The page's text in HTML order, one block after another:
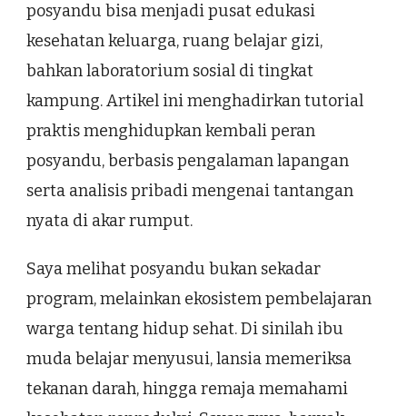
posyandu bisa menjadi pusat edukasi
kesehatan keluarga, ruang belajar gizi,
bahkan laboratorium sosial di tingkat
kampung. Artikel ini menghadirkan tutorial
praktis menghidupkan kembali peran
posyandu, berbasis pengalaman lapangan
serta analisis pribadi mengenai tantangan
nyata di akar rumput.
Saya melihat posyandu bukan sekadar
program, melainkan ekosistem pembelajaran
warga tentang hidup sehat. Di sinilah ibu
muda belajar menyusui, lansia memeriksa
tekanan darah, hingga remaja memahami